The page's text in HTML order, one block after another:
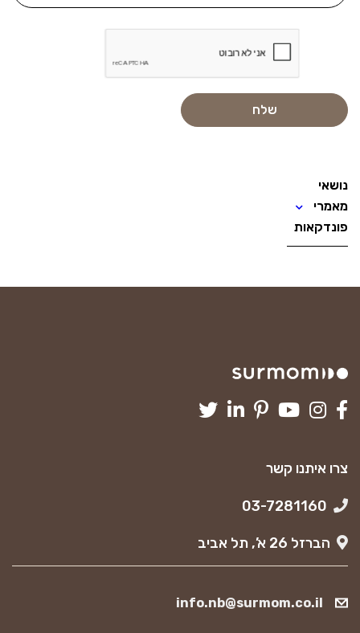
נושאי
מאמרי
פונדקאות
צרו איתנו קשר
הברזל 26 א’, תל אביב
info.nb@surmom.co.il